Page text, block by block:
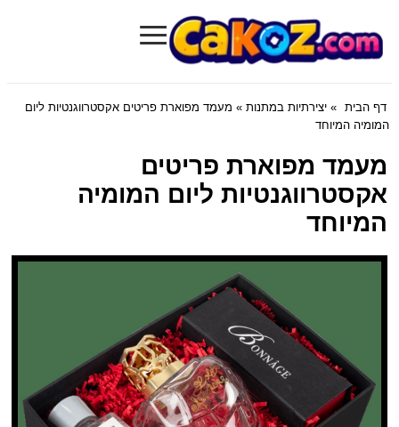
Cakoz.com
≡
דף הבית » יצירתיות במתנות » מעמד מפוארת פריטים אקסטרווגנטיות ליום
המומיה המיוחד
מעמד מפוארת פריטים
אקסטרווגנטיות ליום המומיה
המיוחד